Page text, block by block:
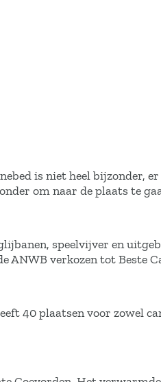
is niet heel bijzonder,
om naar de plaats te
speelvijver en
ANWB verkozen tot Beste
40 plaatsen voor zowel